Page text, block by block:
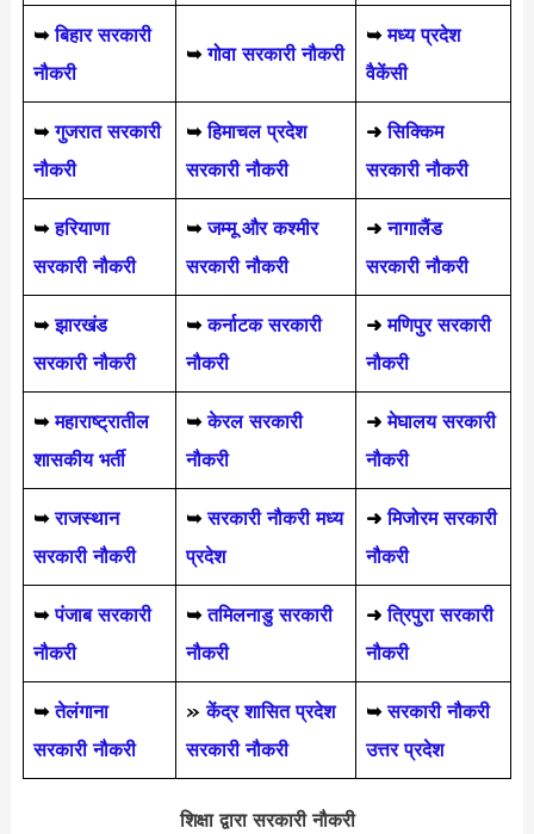
➥बिहार सरकारी
नौकरी
➥गोवा सरकारी नौकरी
➥ मध्य प्रदेश
वैकेंसी
➥ गुजरात सरकारी
नौकरी
➥हिमाचल प्रदेश
सरकारी नौकरी
➜ सिक्किम
सरकारी नौकरी
➥हरियाणा
सरकारी नौकरी
➥जम्मू और कश्मीर
सरकारी नौकरी
➜ नागालैंड
सरकारी नौकरी
➥ झारखंड
सरकारी नौकरी
➥ कर्नाटक सरकारी
नौकरी
➜ मणिपुर सरकारी
नौकरी
➥ महाराष्ट्रातील
शासकीय भर्ती
➥ केरल सरकारी
नौकरी
➜ मेघालय सरकारी
नौकरी
➥ राजस्थान
सरकारी नौकरी
➥सरकारी नौकरी मध्य
प्रदेश
➜मिजोरम सरकारी
नौकरी
➥ पंजाब सरकारी
नौकरी
➥ तमिलनाडु सरकारी
नौकरी
➜ त्रिपुरा सरकारी
नौकरी
➥तेलंगाना
सरकारी नौकरी
»केंद्र शासित प्रदेश
सरकारी नौकरी
➥ सरकारी नौकरी
उत्तर प्रदेश
शिक्षा द्वारा सरकारी नौकरी